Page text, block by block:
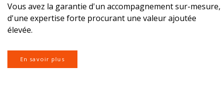
Vous avez la garantie d'un accompagnement sur-mesure​,
d'une expertise forte procurant une valeur ajoutée
élevée.
En savoir plus